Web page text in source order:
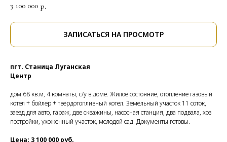
3 100 000 р.
ЗАПИСАТЬСЯ НА ПРОСМОТР
пгт. Станица Луганская
Центр
дом 68 кв.м, 4 комнаты, с/у в доме. Жилое состояние, отопление газовый
котел + бойлер + твердотопливный котел. Земельный участок 11 соток,
заезд для авто, гараж, две скважины, насосная станция, два подвала, хоз
постройки, ухоженный участок, молодой сад. Документы готовы.
Цена: 3 100 000 руб.